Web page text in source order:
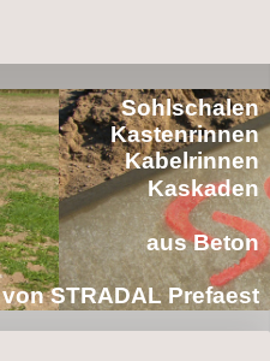
Sohlschalen
Kastenrinnen
Kabelrinnen
Kaskaden
aus Beton
von STRADAL Prefaest